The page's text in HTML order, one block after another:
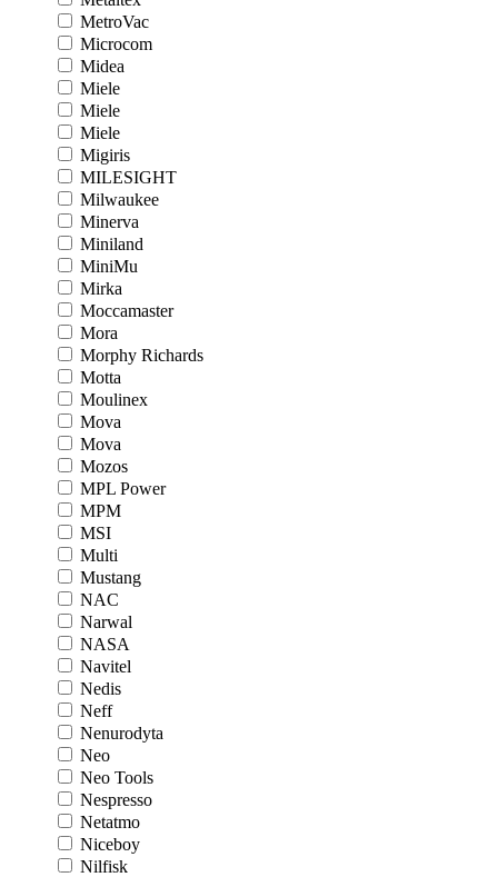
MetroVac
Microcom
Midea
Miele
Miele
Miele
Migiris
MILESIGHT
Milwaukee
Minerva
Miniland
MiniMu
Mirka
Moccamaster
Mora
Morphy Richards
Motta
Moulinex
Mova
Mova
Mozos
MPL Power
MPM
MSI
Multi
Mustang
NAC
Narwal
NASA
Navitel
Nedis
Neff
Nenurodyta
Neo
Neo Tools
Nespresso
Netatmo
Niceboy
Nilfisk